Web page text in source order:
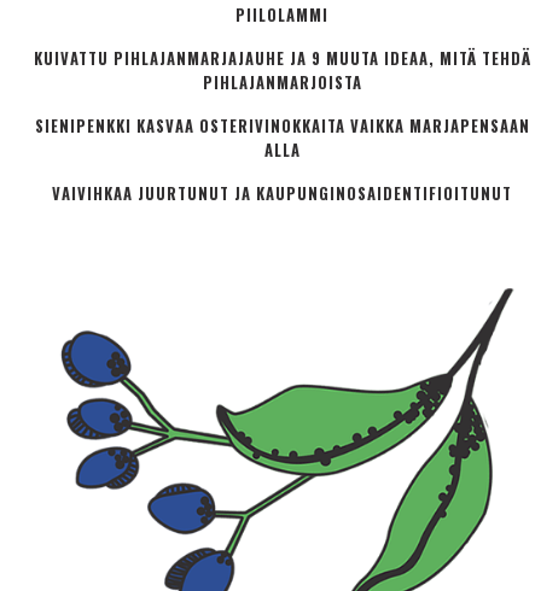
PIILOLAMMI
KUIVATTU PIHLAJANMARJAJAUHE JA 9 MUUTA IDEAA, MITÄ TEHDÄ
PIHLAJANMARJOISTA
SIENIPENKKI KASVAA OSTERIVINOKKAITA VAIKKA MARJAPENSAAN
ALLA
VAIVIHKAA JUURTUNUT JA KAUPUNGINOSA­IDENTIFIOITUNUT